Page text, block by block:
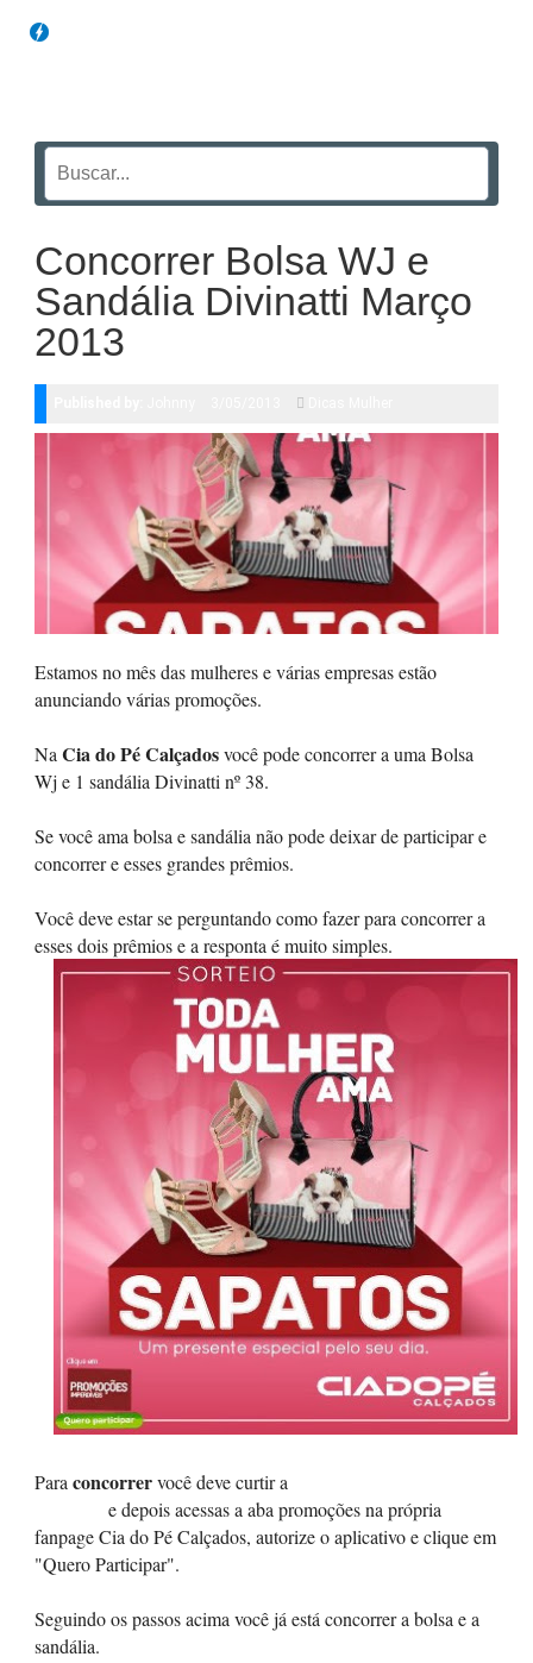
Concorrer Bolsa WJ e
Sandália Divinatti Março
2013
Estamos no mês das mulheres e várias empresas estão
anunciando várias promoções.
Na Cia do Pé Calçadosvocê pode concorrer a uma Bolsa
Wj e 1 sandália Divinatti nº 38.
Se você ama bolsa e sandália não pode deixar de participar e
concorrer e esses grandes prêmios.
Você deve estar se perguntando como fazer para concorrer a
esses dois prêmios e a responta é muito simples.
Para concorrervocê deve curtir a
e depois acessas a aba promoções na própria
fanpage Cia do Pé Calçados, autorize o aplicativo e clique em
"Quero Participar".
Seguindo os passos acima você já está concorrer a bolsa e a
sandália.